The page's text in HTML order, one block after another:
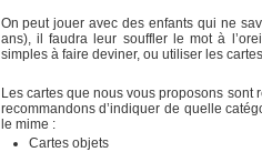
On peut jouer avec des enfants qui ne
ans), il faudra leur souffler le mot à
simples à faire deviner, ou utiliser les
Les cartes que nous vous proposons sont
recommandons d’indiquer de quelle
le mime :
Cartes objets